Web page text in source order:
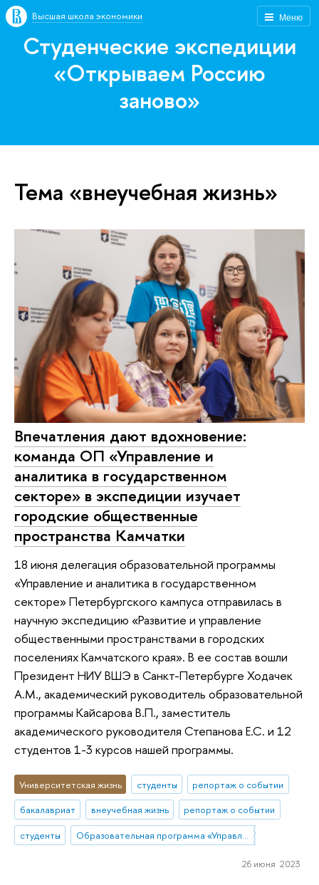
Меню
Высшая школа экономики
Студенческие экспедиции
«Открываем Россию
заново»
Тема «внеучебная жизнь»
Впечатления дают вдохновение:
команда ОП «Управление и
аналитика в государственном
секторе» в экспедиции изучает
городские общественные
пространства Камчатки
18 июня делегация образовательной программы
«Управление и аналитика в государственном
секторе» Петербургского кампуса отправилась в
научную экспедицию «Развитие и управление
общественными пространствами в городских
поселениях Камчатского края». В ее состав вошли
Президент НИУ ВШЭ в Санкт-Петербурге Ходачек
А.М., академический руководитель образовательной
программы Кайсарова В.П., заместитель
академического руководителя Степанова Е.С. и 12
студентов 1-3 курсов нашей программы.
Университетская жизнь студенты
репортаж о событии
бакалавриат
внеучебная жизнь
репортаж о событии
студенты
Образовательная программа «Управление и аналитика в государственном секторе»
26 июня 2023